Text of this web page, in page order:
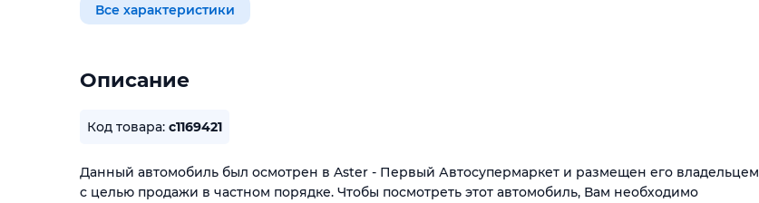
Все характеристики
Описание
Код товара: c1169421
Данный автомобиль был осмотрен в Aster - Первый Автосупермаркет и размещен его владельцем
с целью продажи в частном порядке. Чтобы посмотреть этот автомобиль, Вам необходимо